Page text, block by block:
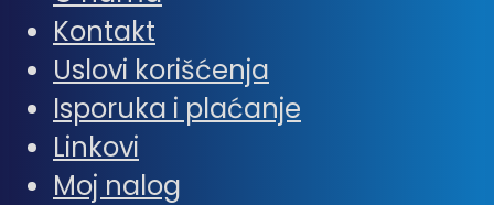
Kontakt
Uslovi korišćenja
Isporuka i plaćanje
Linkovi
Moj nalog